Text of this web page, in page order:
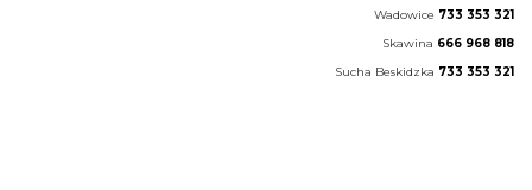
Wadowice 733 353 321
Skawina 666 968 818
Sucha Beskidzka 733 353 321